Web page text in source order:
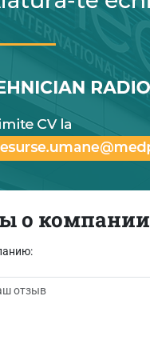
о компании